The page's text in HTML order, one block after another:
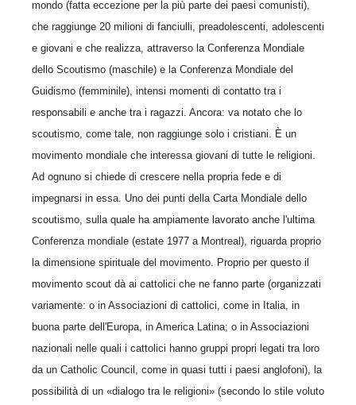
mondo (fatta eccezione per la più parte dei paesi comunisti),
che raggiunge 20 milioni di fanciulli, preadolescenti, adolescenti
e giovani e che realizza, attraverso la Conferenza Mondiale
dello Scoutismo (maschile) e la Conferenza Mondiale del
Guidismo (femminile), intensi momenti di contatto tra i
responsabili e anche tra i ragazzi. Ancora: va notato che lo
scoutismo, come tale, non raggiunge solo i cristiani. È un
movimento mondiale che interessa giovani di tutte le religioni.
Ad ognuno si chiede di crescere nella propria fede e di
impegnarsi in essa. Uno dei punti della Carta Mondiale dello
scoutismo, sulla quale ha ampiamente lavorato anche l'ultima
Conferenza mondiale (estate 1977 a Montreal), riguarda proprio
la dimensione spirituale del movimento. Proprio per questo il
movimento scout dà ai cattolici che ne fanno parte (organizzati
variamente: o in Associazioni di cattolici, come in Italia, in
buona parte dell'Europa, in America Latina; o in Associazioni
nazionali nelle quali i cattolici hanno gruppi propri legati tra loro
da un Catholic Council, come in quasi tutti i paesi anglofoni), la
possibilità di un «dialogo tra le religioni» (secondo lo stile voluto